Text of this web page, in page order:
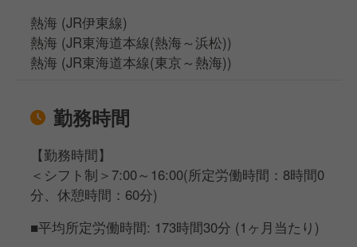
熱海 (JR伊東線)
熱海 (JR東海道本線(熱海～浜松))
熱海 (JR東海道本線(東京～熱海))
勤務時間
【勤務時間】
＜シフト制＞7:00～16:00(所定労働時間：8時間0
分、休憩時間：60分)
■平均所定労働時間: 173時間30分 (1ヶ月当たり)